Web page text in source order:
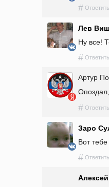
# Ответить
Лев
Ну все!
# Ответить
Артур
# Ответить
Заро
Вот
# Ответить